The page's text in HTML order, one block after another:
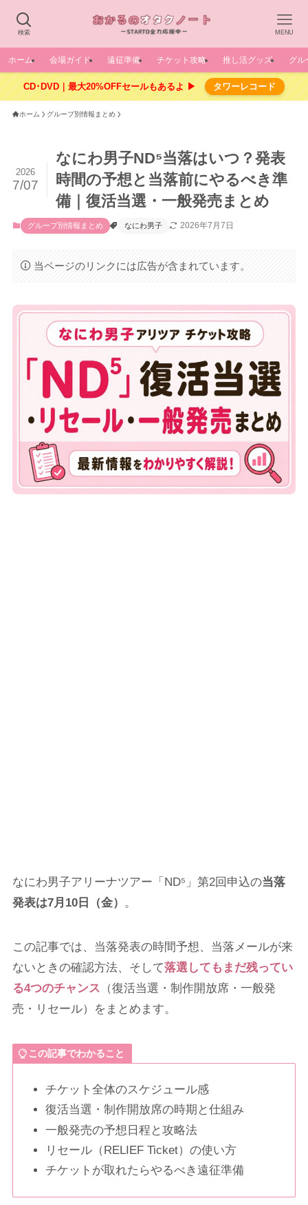
検索 MENU
ホーム 会場ガイド 遠征準備 チケット攻略 推し活グッズ グル
CD･DVD｜最大20%OFFセールもあるよ ▶ タワーレコード
ホーム グループ別情報まとめ
なにわ男子ND⁵当落はいつ？発表
時間の予想と当落前にやるべき準
備｜復活当選・一般発売まとめ
2026
7/07
グループ別情報まとめ なにわ男子 2026年7月7日
当ページのリンクには広告が含まれています。
なにわ男子アリーナツアー「ND⁵」第2回申込の当落
発表は7月10日（金） 。
この記事では、当落発表の時間予想、当落メールが来
ないときの確認方法、そして落選してもまだ残ってい
る4つのチャンス （復活当選・制作開放席・一般発
売・リセール）をまとめます。
この記事でわかること
チケット全体のスケジュール感
復活当選・制作開放席の時期と仕組み
一般発売の予想日程と攻略法
リセール（RELIEF Ticket）の使い方
チケットが取れたらやるべき遠征準備